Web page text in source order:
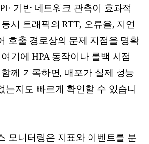
기반 네트워크 관측이 효과적
서 트래픽의 RTT, 오류율, 지연
호출 경로상의 문제 지점을 명확
기에 HPA 동작이나 롤백 시점
께 기록하면, 배포가 실제 성능
는지도 빠르게 확인할 수 있습니
모니터링은 지표와 이벤트를 분